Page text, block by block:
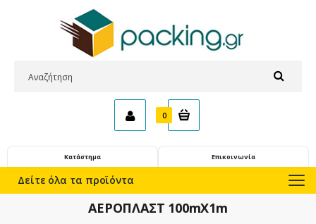
0
Κατάστημα Επικοινωνία
Δείτε όλα τα προϊόντα
ΑΕΡΟΠΛΑΣΤ 100mX1m